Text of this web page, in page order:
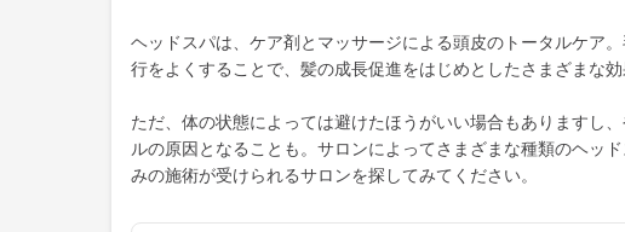
ヘッドスパは、ケア剤とマッサージによる頭皮のトータルケア
行をよくすることで、髪の成長促進をはじめとしたさまざまな効
ただ、体の状態によっては避けたほうがいい場合もありますし
ルの原因となることも。サロンによってさまざまな種類のヘッ
みの施術が受けられるサロンを探してみてください。